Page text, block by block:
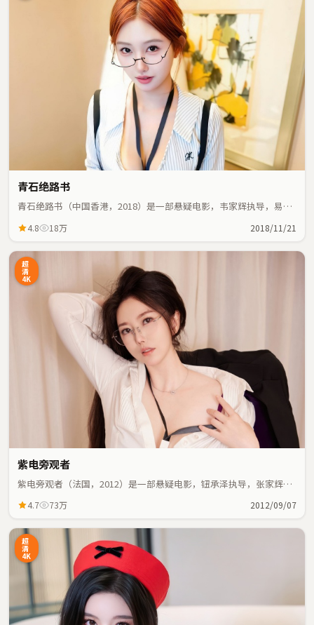
青石绝路书
青石绝路书（中国香港，2018）是一部悬疑电影，韦家辉执导，易烊
4.8 18万 2018/11/21
超
清
4K
紫电旁观者
紫电旁观者（法国，2012）是一部悬疑电影，钮承泽执导，张家辉、
4.7 73万 2012/09/07
超
清
4K